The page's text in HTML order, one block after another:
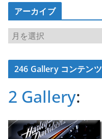
アーカイブ
ア
カ
イ246 Gallery コンテンツ
2 Gallery: